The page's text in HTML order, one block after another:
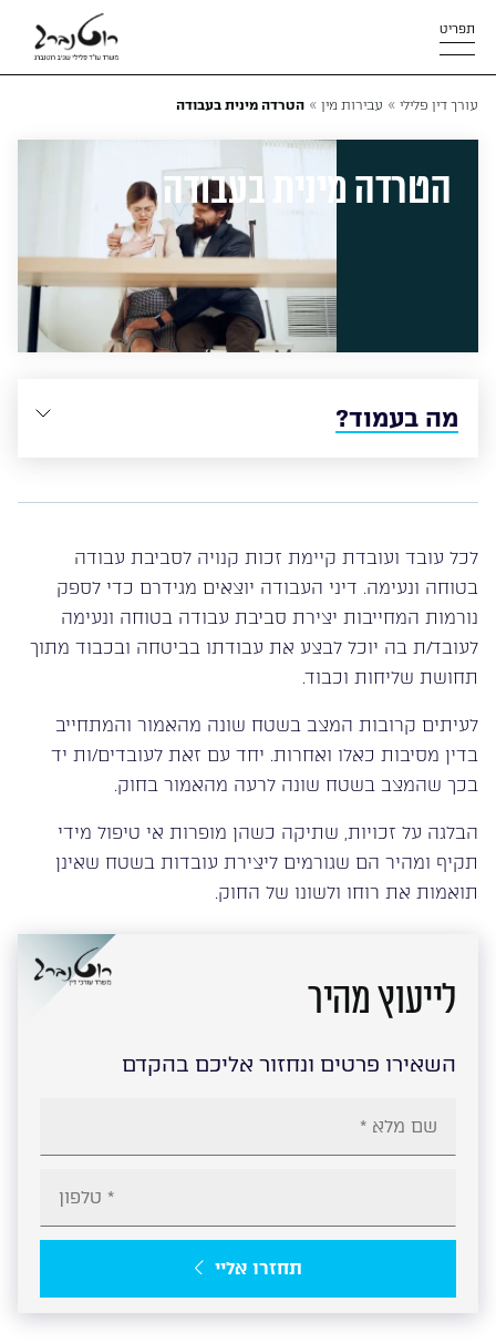
תפריט
עורך דין פלילי » עבירות מין » הטרדה מינית בעבודה
הטרדה מינית בעבודה
מה בעמוד?
לכל עובד ועובדת קיימת זכות קנויה לסביבת עבודה
בטוחה ונעימה. דיני העבודה יוצאים מגידרם כדי לספק
נורמות המחייבות יצירת סביבת עבודה בטוחה ונעימה
לעובד/ת בה יוכל לבצע את עבודתו בביטחה ובכבוד מתוך
תחושת שליחות וכבוד.
לעיתים קרובות המצב בשטח שונה מהאמור והמתחייב
בדין מסיבות כאלו ואחרות. יחד עם זאת לעובדים/ות יד
בכך שהמצב בשטח שונה לרעה מהאמור בחוק.
הבלגה על זכויות, שתיקה כשהן מופרות אי טיפול מידי
תקיף ומהיר הם שגורמים ליצירת עובדות בשטח שאינן
תואמות את רוחו ולשונו של החוק.
לייעוץ מהיר
השאירו פרטים ונחזור אליכם בהקדם
תחזרו אליי